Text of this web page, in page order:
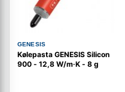
GENESIS
Kølepasta GENESIS Silicon
900 - 12,8 W/m·K - 8 g